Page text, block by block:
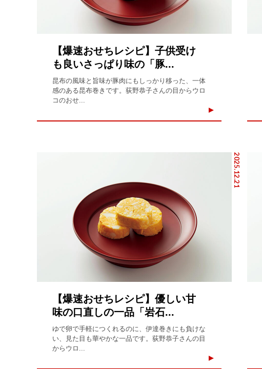
【爆速おせちレシピ】子供受け
も良いさっぱり味の「豚...
昆布の風味と旨味が豚肉にもしっかり移った、一体
感のある昆布巻きです。荻野恭子さんの目からウロ
コのおせ...
2025.12.21
【爆速おせちレシピ】優しい甘
味の口直しの一品「岩石...
ゆで卵で手軽につくれるのに、伊達巻きにも負けな
い、見た目も華やかな一品です。荻野恭子さんの目
からウロ...